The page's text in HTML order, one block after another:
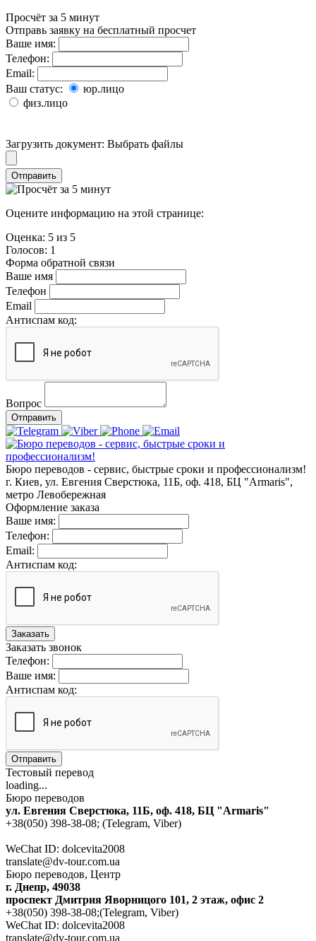
Просчёт за 5 минут
Отправь заявку на бесплатный просчет
Ваше имя:
Телефон:
Email:
Ваш статус:
юр.лицо
физ.лицо
Загрузить документ: Выбрать файлы
Отправить
Оцените информацию на этой странице:
Оценка: 5 из 5
Голосов: 1
Форма обратной связи
Ваше имя
Телефон
Email
Антиспам код:
Вопрос
Отправить
Бюро переводов - сервис, быстрые сроки и профессионализм!
г. Киев, ул. Евгения Сверстюка, 11Б, оф. 418, БЦ "Armaris",
метро Левобережная
Оформление заказа
Ваше имя:
Телефон:
Email:
Антиспам код:
Заказать
Заказать звонок
Телефон:
Ваше имя:
Антиспам код:
Отправить
Тестовый перевод
loading...
Бюро переводов
ул. Евгения Сверстюка, 11Б, оф. 418, БЦ "Armaris"
+38(050) 398-38-08; (Telegram, Viber)
WeChat ID: dolcevita2008
translate@dv-tour.com.ua
Бюро переводов, Центр
г. Днепр, 49038
проспект Дмитрия Яворницого 101, 2 этаж, офис 2
+38(050) 398-38-08;(Telegram, Viber)
WeChat ID: dolcevita2008
translate@dv-tour.com.ua